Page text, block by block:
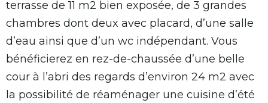
terrasse de 11 m2 bien exposée, de 3 grandes
chambres dont deux avec placard, d’une salle
d’eau ainsi que d’un wc indépendant. Vous
bénéficierez en rez-de-chaussée d’une belle
cour à l’abri des regards d’environ 24 m2 avec
la possibilité de réaménager une cuisine d’été